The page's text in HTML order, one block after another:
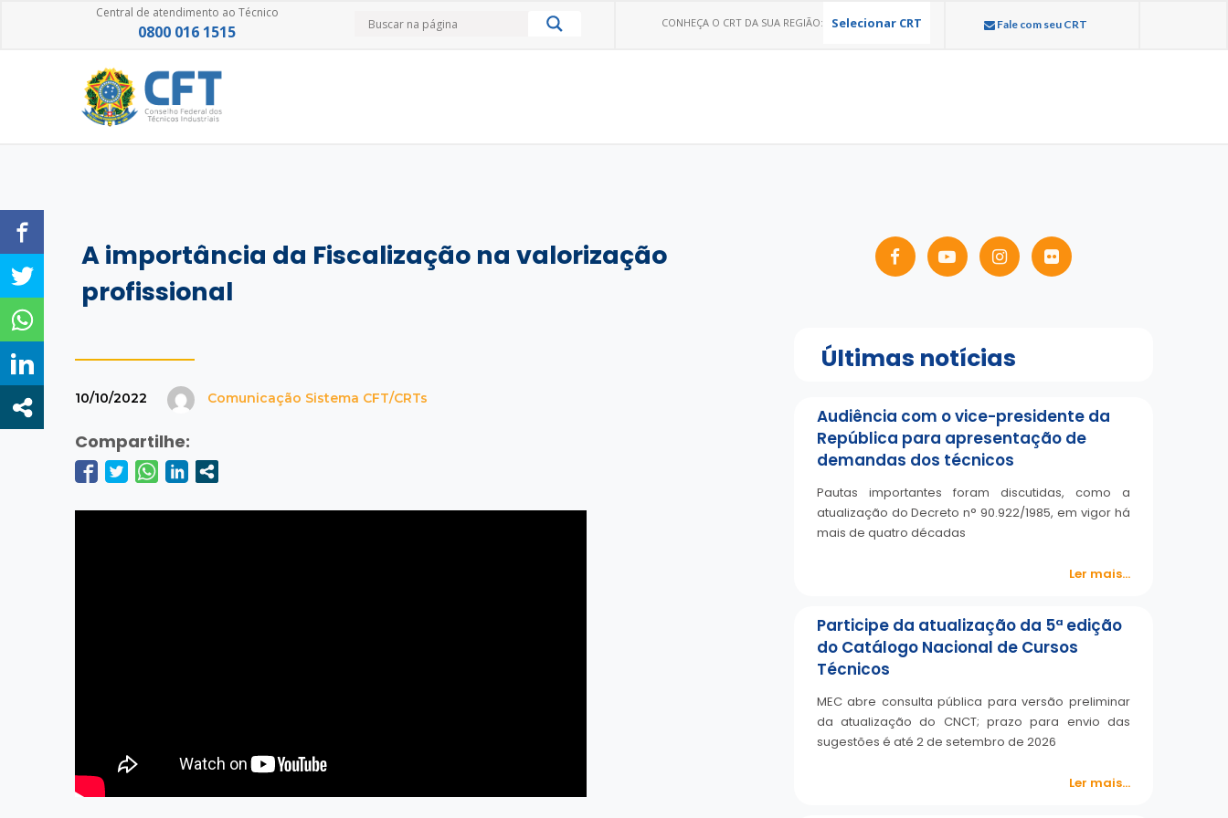
Central de atendimento ao Técnico
0800 016 1515 CONHEÇA O CRT DA SUA REGIÃO: Selecionar CRT Fale com seu CRT
A importância da Fiscalização na valorização
profissional
10/10/2022 Comunicação Sistema CFT/CRTs
Compartilhe:
Últimas notícias
Audiência com o vice-presidente da
República para apresentação de
demandas dos técnicos
Pautas importantes foram discutidas, como a
atualização do Decreto n° 90.922/1985, em vigor há
mais de quatro décadas
Ler mais...
Participe da atualização da 5ª edição
do Catálogo Nacional de Cursos
Técnicos
MEC abre consulta pública para versão preliminar
da atualização do CNCT; prazo para envio das
sugestões é até 2 de setembro de 2026
Ler mais...